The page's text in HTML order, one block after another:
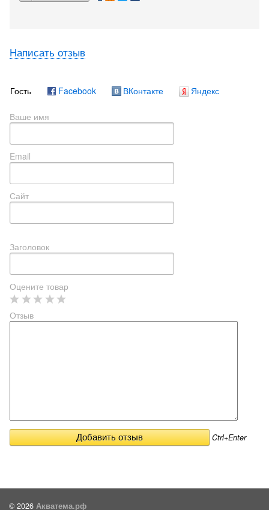
Написать отзыв
Гость Facebook ВКонтакте Яндекс
Ваше имя
Email
Сайт
Заголовок
Оцените товар
Отзыв
Ctrl+Enter
© 2026 Акватема.рф